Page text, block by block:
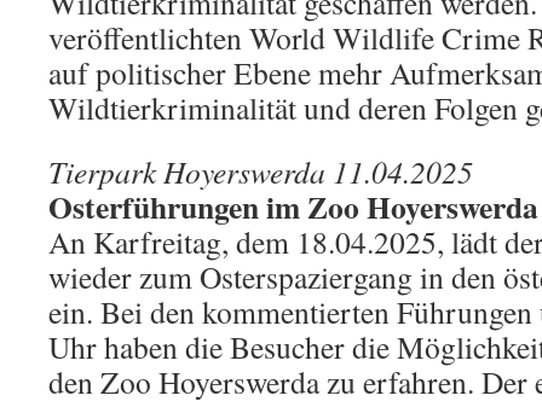
veröffentlichten World Wildlife Crime
auf politischer Ebene mehr
Wildtierkriminalität und deren Folgen
Tierpark Hoyerswerda 11.04.2025
Osterführungen im Zoo Hoyerswerda
An Karfreitag, dem 18.04.2025, lädt
wieder zum Osterspaziergang in den
ein. Bei den kommentierten
Uhr haben die Besucher die
den Zoo Hoyerswerda zu erfahren. Der